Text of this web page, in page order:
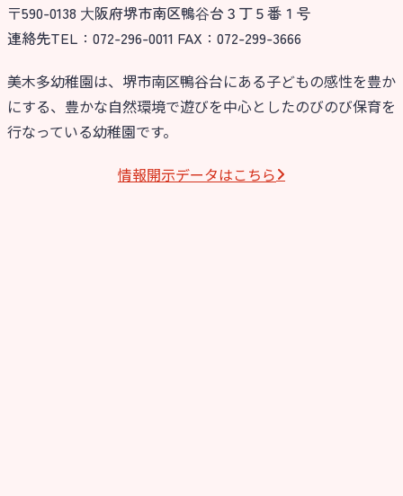
〒590-0138 ⼤阪府堺市南区鴨⾕台３丁５番１号
連絡先TEL：072-296-0011 FAX：072-299-3666
美木多幼稚園は、堺市南区鴨谷台にある子どもの感性を豊か
にする、豊かな自然環境で遊びを中心としたのびのび保育を
行なっている幼稚園です。
情報開⽰データはこちら
今日の幼稚園
園児募集要項
教職員募集
園のこと